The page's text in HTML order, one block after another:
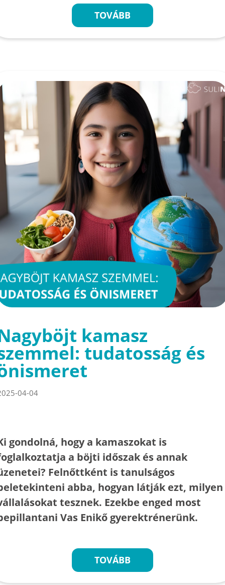
TOVÁBB
kamasz
tudatosság és
04-04
gondolná, hogy a kamaszokat is
a böjti időszak és annak
Felnőttként is tanulságos
abba, hogyan látják ezt, milyen
tesznek. Ezekbe enged most
Vas Enikő gyerektrénerünk.
TOVÁBB